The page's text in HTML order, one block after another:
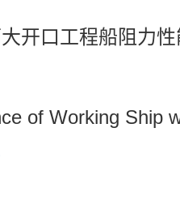
开口工程船阻力
of Working Ship